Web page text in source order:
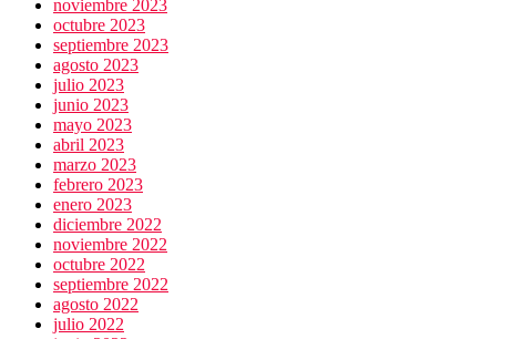
noviembre 2023
octubre 2023
septiembre 2023
agosto 2023
julio 2023
junio 2023
mayo 2023
abril 2023
marzo 2023
febrero 2023
enero 2023
diciembre 2022
noviembre 2022
octubre 2022
septiembre 2022
agosto 2022
julio 2022